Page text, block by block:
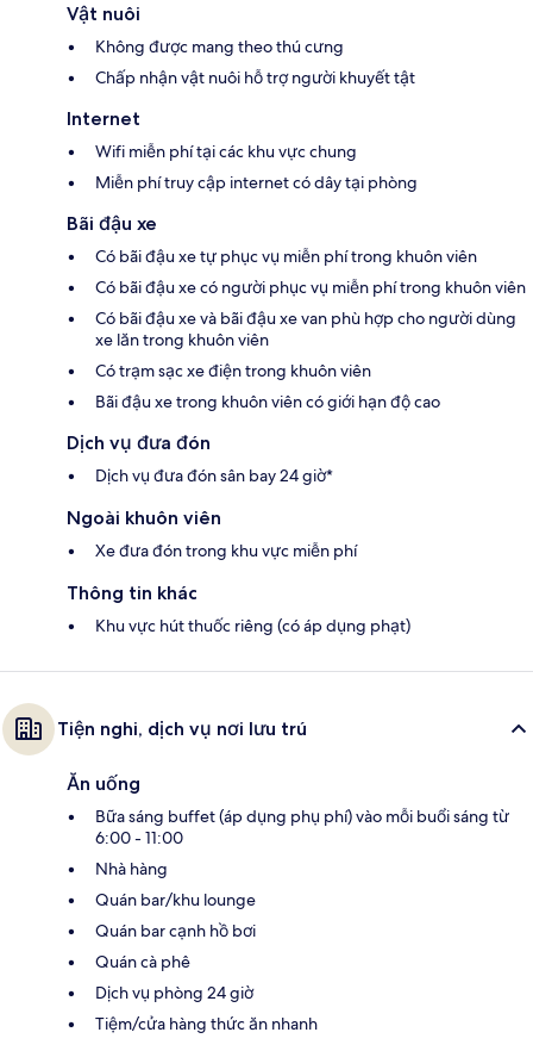
Vật nuôi
Không được mang theo thú cưng
Chấp nhận vật nuôi hỗ trợ người khuyết tật
Internet
Wifi miễn phí tại các khu vực chung
Miễn phí truy cập internet có dây tại phòng
Bãi đậu xe
Có bãi đậu xe tự phục vụ miễn phí trong khuôn viên
Có bãi đậu xe có người phục vụ miễn phí trong khuôn viên
Có bãi đậu xe và bãi đậu xe van phù hợp cho người dùng
xe lăn trong khuôn viên
Có trạm sạc xe điện trong khuôn viên
Bãi đậu xe trong khuôn viên có giới hạn độ cao
Dịch vụ đưa đón
Dịch vụ đưa đón sân bay 24 giờ*
Ngoài khuôn viên
Xe đưa đón trong khu vực miễn phí
Thông tin khác
Khu vực hút thuốc riêng (có áp dụng phạt)
Tiện nghi, dịch vụ nơi lưu trú
Ăn uống
Bữa sáng buffet (áp dụng phụ phí) vào mỗi buổi sáng từ
6:00 - 11:00
Nhà hàng
Quán bar/khu lounge
Quán bar cạnh hồ bơi
Quán cà phê
Dịch vụ phòng 24 giờ
Tiệm/cửa hàng thức ăn nhanh